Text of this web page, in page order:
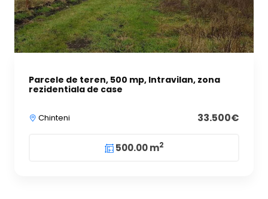
Parcele de teren, 500 mp, Intravilan, zona
rezidentiala de case
Chinteni 33.500€
500.00 m2